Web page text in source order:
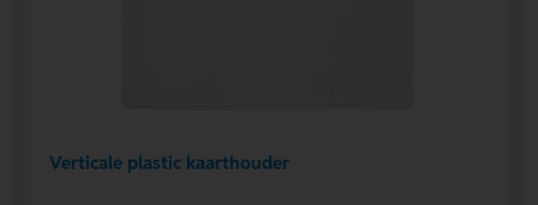
Verticale plastic kaarthouder